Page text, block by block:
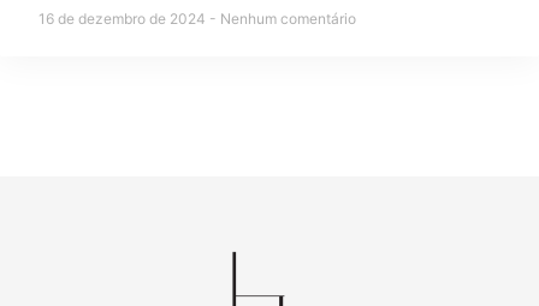
16 de dezembro de 2024 Nenhum comentário